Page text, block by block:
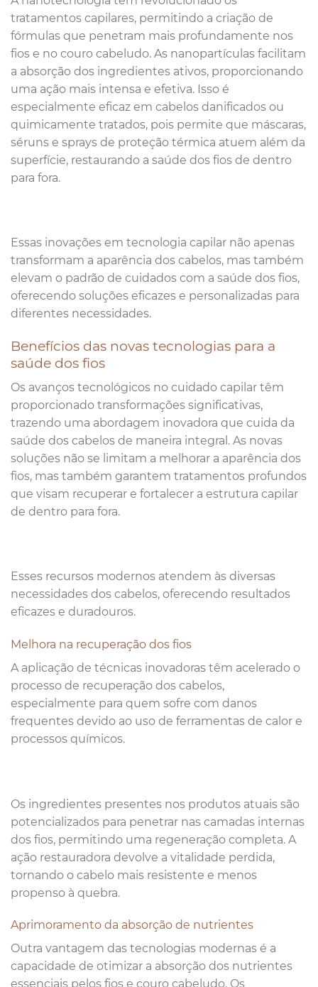
tratamentos capilares, permitindo a criação de
fórmulas que penetram mais profundamente nos
fios e no couro cabeludo. As nanopartículas facilitam
a absorção dos ingredientes ativos, proporcionando
uma ação mais intensa e efetiva. Isso é
especialmente eficaz em cabelos danificados ou
quimicamente tratados, pois permite que máscaras,
séruns e sprays de proteção térmica atuem além da
superfície, restaurando a saúde dos fios de dentro
para fora.
Essas inovações em tecnologia capilar não apenas
transformam a aparência dos cabelos, mas também
elevam o padrão de cuidados com a saúde dos fios,
oferecendo soluções eficazes e personalizadas para
diferentes necessidades.
Benefícios das novas tecnologias para a
saúde dos fios
Os avanços tecnológicos no cuidado capilar têm
proporcionado transformações significativas,
trazendo uma abordagem inovadora que cuida da
saúde dos cabelos de maneira integral. As novas
soluções não se limitam a melhorar a aparência dos
fios, mas também garantem tratamentos profundos
que visam recuperar e fortalecer a estrutura capilar
de dentro para fora.
Esses recursos modernos atendem às diversas
necessidades dos cabelos, oferecendo resultados
eficazes e duradouros.
Melhora na recuperação dos fios
A aplicação de técnicas inovadoras têm acelerado o
processo de recuperação dos cabelos,
especialmente para quem sofre com danos
frequentes devido ao uso de ferramentas de calor e
processos químicos.
Os ingredientes presentes nos produtos atuais são
potencializados para penetrar nas camadas internas
dos fios, permitindo uma regeneração completa. A
ação restauradora devolve a vitalidade perdida,
tornando o cabelo mais resistente e menos
propenso à quebra.
Aprimoramento da absorção de nutrientes
Outra vantagem das tecnologias modernas é a
capacidade de otimizar a absorção dos nutrientes
essenciais pelos fios e couro cabeludo. Os